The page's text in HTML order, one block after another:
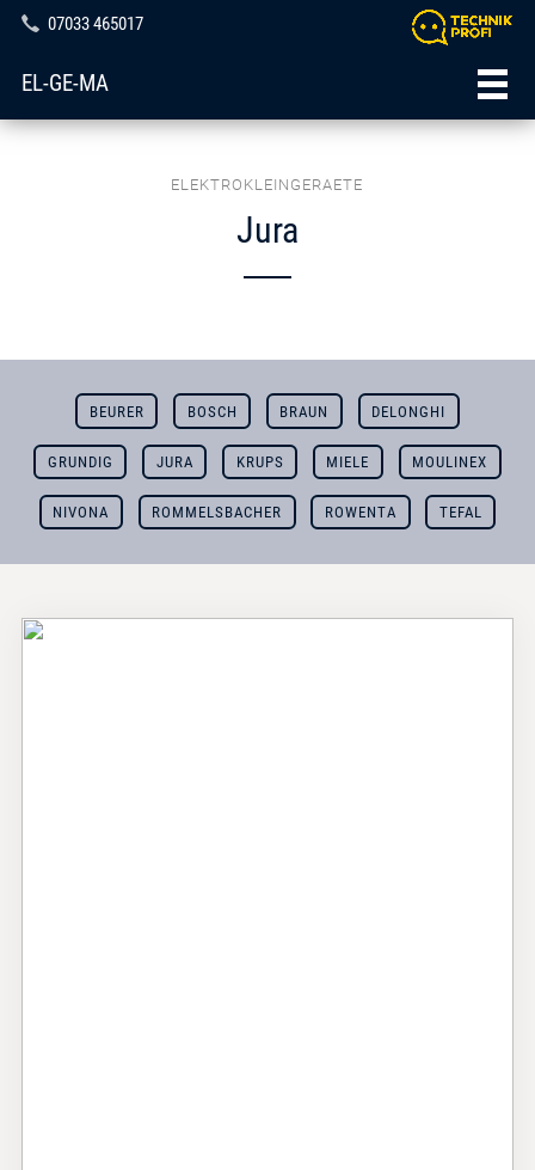
07033 465017
EL-GE-MA
ELEKTROKLEINGERAETE
Jura
BEURER BOSCH BRAUN DELONGHI
GRUNDIG JURA KRUPS MIELE MOULINEX
NIVONA ROMMELSBACHER ROWENTA TEFAL